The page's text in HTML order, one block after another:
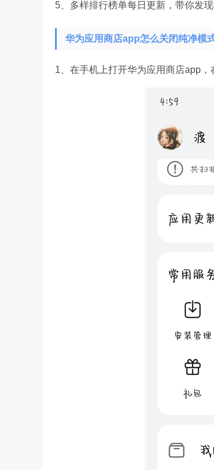
5、多样排行榜单每日更新，带你发
华为应用商店app怎么关闭纯净模
1、在手机上打开华为应用商店app，